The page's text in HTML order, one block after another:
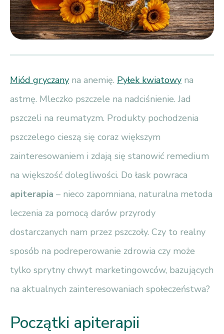
Miód gryczany na anemię. Pyłek kwiatowy na
astmę. Mleczko pszczele na nadciśnienie. Jad
pszczeli na reumatyzm. Produkty pochodzenia
pszczelego cieszą się coraz większym
zainteresowaniem i zdają się stanowić remedium
na większość dolegliwości. Do łask powraca
apiterapia – nieco zapomniana, naturalna metoda
leczenia za pomocą darów przyrody
dostarczanych nam przez pszczoły. Czy to realny
sposób na podreperowanie zdrowia czy może
tylko sprytny chwyt marketingowców, bazujących
na aktualnych zainteresowaniach społeczeństwa?
Początki apiterapii